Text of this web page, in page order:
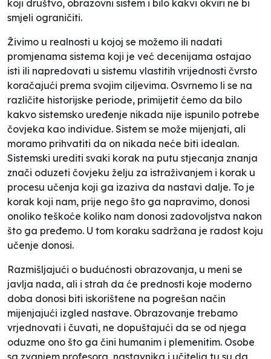
koji društvo, obrazovni sistem i bilo kakvi okviri ne bi
smjeli ograničiti.
Živimo u realnosti u kojoj se možemo ili nadati
promjenama sistema koji je već decenijama ostajao
isti ili napredovati u sistemu vlastitih vrijednosti čvrsto
koračajući prema svojim ciljevima. Osvrnemo li se na
različite historijske periode, primijetit ćemo da bilo
kakvo sistemsko uređenje nikada nije ispunilo potrebe
čovjeka kao individue. Sistem se može mijenjati, ali
moramo prihvatiti da on nikada neće biti idealan.
Sistemski urediti svaki korak na putu stjecanja znanja
znači oduzeti čovjeku želju za istraživanjem i korak u
procesu učenja koji ga izaziva da nastavi dalje. To je
korak koji nam, prije nego što ga napravimo, donosi
onoliko teškoće koliko nam donosi zadovoljstva nakon
što ga pređemo. U tom koraku sadržana je radost koju
učenje donosi.
Razmišljajući o budućnosti obrazovanja, u meni se
javlja nada, ali i strah da će prednosti koje moderno
doba donosi biti iskorištene na pogrešan način
mijenjajući izgled nastave. Obrazovanje trebamo
vrjednovati i čuvati, ne dopuštajući da se od njega
oduzme ono što ga čini humanim i plemenitim. Osobe
sa zvanjem profesora, nastavnika i učitelja tu su da